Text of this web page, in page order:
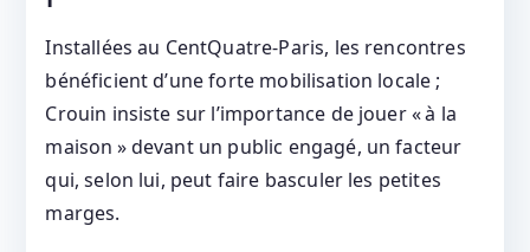
Installées au CentQuatre‑Paris, les rencontres
bénéficient d’une forte mobilisation locale ;
Crouin insiste sur l’importance de jouer « à la
maison » devant un public engagé, un facteur
qui, selon lui, peut faire basculer les petites
marges.